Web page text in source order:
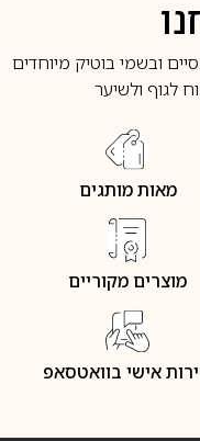
ובשמי בוטיק מיוחדים
לגוף ולשיער
מאות מותגים
מוצרים מקוריים
אישי בוואטסאפ